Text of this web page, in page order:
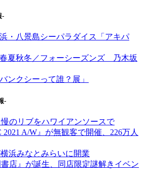
-
浜・八景島シーパラダイス「アキパ
春夏秋冬／フォーシーズンズ 乃木坂
ンクシーって誰？展」
-
慢のリブをハワイアンソースで
2021 A/W』が無観客で開催、226万人
横浜みなとみらいに開業
店』が誕生、同店限定謎解きイベン